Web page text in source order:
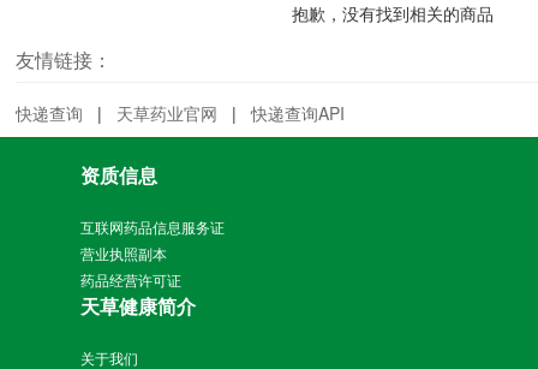
抱歉，没有找到相关的商品
友情链接：
快递查询 | 天草药业官网 | 快递查询API
资质信息
互联网药品信息服务证
营业执照副本
药品经营许可证
天草健康简介
关于我们